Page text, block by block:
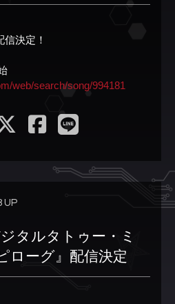
信決定！
web/search/song/994181
UP
タルタトゥー・ミ
ローグ』配信決定